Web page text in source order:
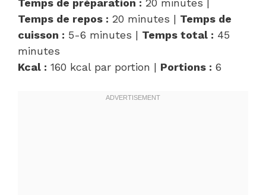
Temps de préparation : 20 minutes |
Temps de repos : 20 minutes | Temps de
cuisson : 5-6 minutes | Temps total : 45
minutes
Kcal : 160 kcal par portion | Portions : 6